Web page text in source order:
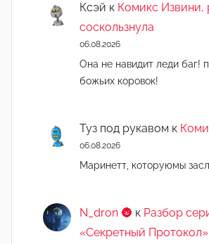
Ксэй к Комикс Извини,
соскользнула
06.08.2026
Она не навидит леди баг!
божьих коровок!
Туз под рукавом к
06.08.2026
Маринетт, которуюмы
N_dron 🌚 к Разбор
«Секретный Протокол»